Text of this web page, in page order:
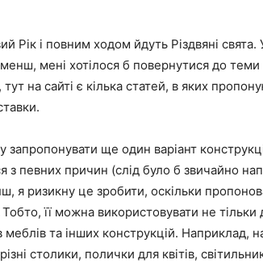
Рік і повним ходом йдуть Різдвяні свята.
мені хотілося б повернутися до теми
на сайті є кілька статей, в яких
запропонувати ще один варіант
з певних причин (слід було б звичайно
я ризикну це зробити, оскільки
її можна використовувати не
меблів та інших конструкцій. Наприклад,
столики, полички для квітів,